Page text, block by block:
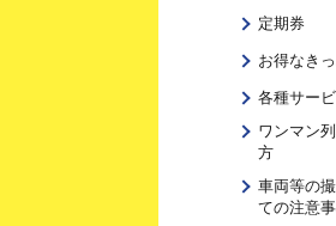
定期券
お得なき
各種サー
ワンマン
方
車両等の
ての注意